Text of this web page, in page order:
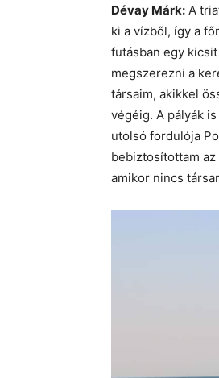
Dévay Márk: A
ki a vízből, így a
futásban egy
megszerezni a
társaim, akikkel
végéig. A pályák
utolsó fordulója
bebiztosítottam
amikor nincs